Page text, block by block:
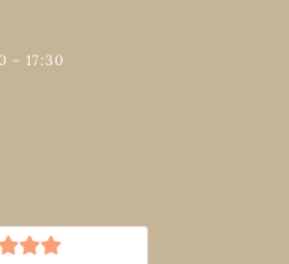
– 17:30